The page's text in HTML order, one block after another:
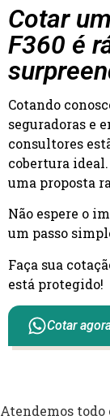
Cotar
F360 é
Cotando
seguradoras e
consultores
cobertura ideal.
uma proposta
Não espere o
um passo
Faça sua
está protegido!
Cotar
Atendemos todo